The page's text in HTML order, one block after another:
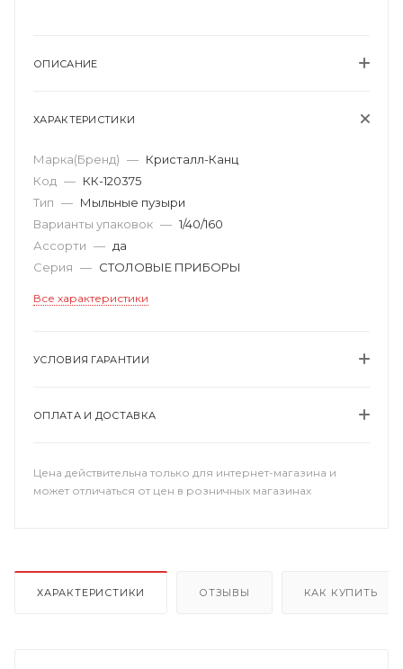
ОПИСАНИЕ
ХАРАКТЕРИСТИКИ
Марка(Бренд) — Кристалл-Канц
Код — КК-120375
Тип — Мыльные пузыри
Варианты упаковок — 1/40/160
Ассорти — да
Серия — СТОЛОВЫЕ ПРИБОРЫ
Все характеристики
УСЛОВИЯ ГАРАНТИИ
ОПЛАТА И ДОСТАВКА
Цена действительна только для интернет-магазина и
может отличаться от цен в розничных магазинах
ХАРАКТЕРИСТИКИ ОТЗЫВЫ КАК КУПИТЬ